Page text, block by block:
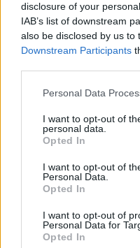
disclosure of your
IAB’s list of downstream
also be disclosed by us to
Downstream Participants
Personal Data
I want to opt-out of
personal data.
Opted In
I want to opt-out of
Personal Data.
Opted In
I want to opt-out of
Personal Data for
Opted In
Η Τεχνητή Νοημοσύνη
17:29
Ο νεότερος κάτοχος
ΣΧΕΤΙΚA AΡΘΡΑ
Το Φεστιβάλ